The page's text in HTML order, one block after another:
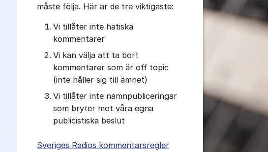
måste följa. Här är de tre viktigaste:
Vi tillåter inte hatiska
kommentarer
Vi kan välja att ta bort
kommentarer som är off topic
(inte håller sig till ämnet)
Vi tillåter inte namnpubliceringar
som bryter mot våra egna
publicistiska beslut
Sveriges Radios kommentarsregler